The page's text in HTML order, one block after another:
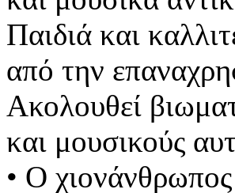
Παιδιά και
από την
Ακολουθεί
και μουσικούς
• Ο